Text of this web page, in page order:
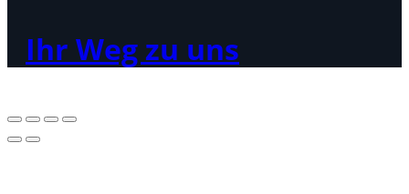
Ihr Weg zu uns